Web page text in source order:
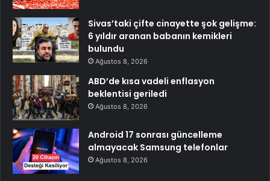
Sivas’taki çifte cinayette şok gelişme:
6 yıldır aranan babanın kemikleri
bulundu
Ağustos 8, 2026
ABD’de kısa vadeli enflasyon
beklentisi geriledi
Ağustos 8, 2026
Android 17 sonrası güncelleme
almayacak Samsung telefonlar
Ağustos 8, 2026